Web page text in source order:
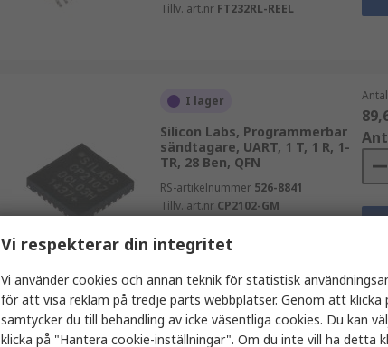
Tillv. art.nr FT232RL-REEL
I lager
Silicon Labs, Programmerbar
sändtagare, UART, 1 T, 1 R, 1-
TR, 28 Ben, QFN
RS-artikelnummer 526-8841
Tillv. art.nr CP2102-GM
Tillfälligt slut
Vi respekterar din integritet
Vi använder cookies och annan teknik för statistisk
för att visa reklam på tredje parts webbplatser. Genom att klicka
samtycker du till behandling av icke väsentliga cookies. Du kan
klicka på "Hantera cookie-inställningar". Om du inte vill ha detta